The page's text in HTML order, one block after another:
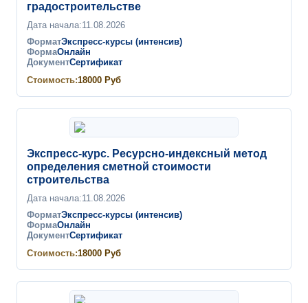
градостроительстве
Дата начала:11.08.2026
ФорматЭкспресс-курсы (интенсив)
ФормаОнлайн
ДокументСертификат
Стоимость:18000 Руб
Экспресс-курс. Ресурсно-индексный метод
определения сметной стоимости
строительства
Дата начала:11.08.2026
ФорматЭкспресс-курсы (интенсив)
ФормаОнлайн
ДокументСертификат
Стоимость:18000 Руб